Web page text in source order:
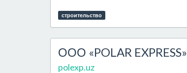
строительство
ООО «POLAR EXPRESS»
polexp.uz